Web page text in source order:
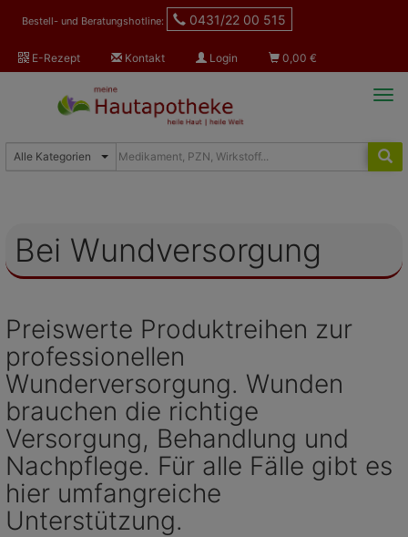
Bestell- und Beratungshotline: 0431/22 00 515
E-Rezept Kontakt Login 0,00 €
Bei Wundversorgung
Preiswerte Produktreihen zur
professionellen
Wunderversorgung. Wunden
brauchen die richtige
Versorgung, Behandlung und
Nachpflege. Für alle Fälle gibt es
hier umfangreiche
Unterstützung.